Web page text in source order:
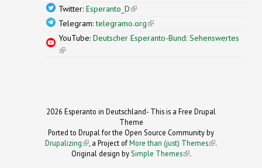
Twitter: Esperanto_D(link is external)
Telegram:telegramo.org(link is external)
YouTube: Deutscher Esperanto-Bund: Sehenswertes
(link is external)
2026 Esperanto in Deutschland- This is a Free Drupal
Theme
Ported to Drupal for the Open Source Community by
Drupalizing(link is external)
, a Project ofMore than (just) Themes (link is
.
Original design by Simple Themes
(link is
.